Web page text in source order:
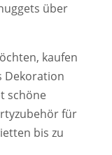
über
kaufen
Dekoration
schöne
für
bis zu